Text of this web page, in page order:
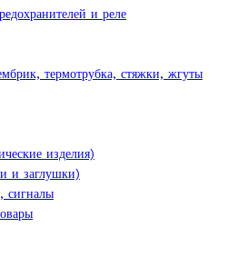
и реле
термотрубка, стяжки, жгуты
изделия)
и заглушки)
сигналы